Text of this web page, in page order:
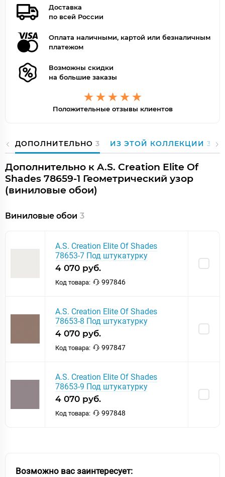
Доставка
по всей России
Оплата наличными, картой или безналичным
платежом
Возможны скидки
на большие заказы
Положительные отзывы клиентов
ДОПОЛНИТЕЛЬНО 3 ИЗ ЭТОЙ КОЛЛЕКЦИИ 38
Дополнительно к A.S. Creation Elite Of
Shades 78659-1 Геометрический узор
(виниловые обои)
Виниловые обои 3
A.S. Creation Elite Of Shades
78653-7 Под штукатурку
4 070 руб.
Код товара: 997846
A.S. Creation Elite Of Shades
78653-8 Под штукатурку
4 070 руб.
Код товара: 997847
A.S. Creation Elite Of Shades
78653-9 Под штукатурку
4 070 руб.
Код товара: 997848
Возможно вас заинтересует: